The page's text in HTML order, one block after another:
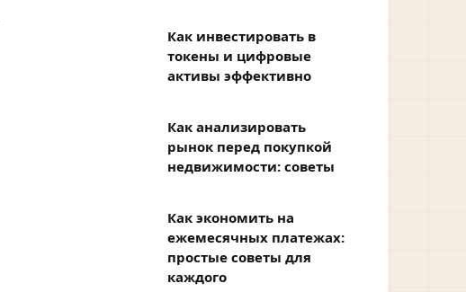
Как инвестировать в
токены и цифровые
активы эффективно
Как анализировать
рынок перед покупкой
недвижимости: советы
Как экономить на
ежемесячных платежах:
простые советы для
каждого